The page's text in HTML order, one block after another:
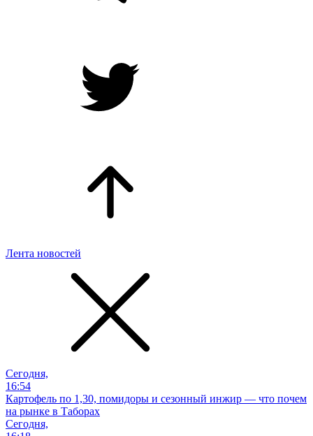
Лента новостей
Сегодня,
16:54
Картофель по 1,30, помидоры и сезонный инжир — что почем
на рынке в Таборах
Сегодня,